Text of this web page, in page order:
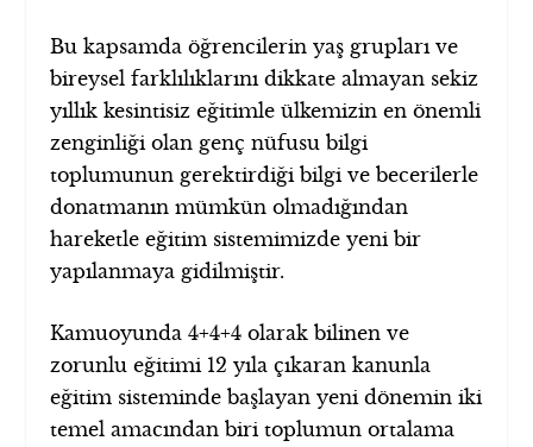
Bu kapsamda öğrencilerin yaş grupları ve
bireysel farklılıklarını dikkate almayan sekiz
yıllık kesintisiz eğitimle ülkemizin en önemli
zenginliği olan genç nüfusu bilgi
toplumunun gerektirdiği bilgi ve becerilerle
donatmanın mümkün olmadığından
hareketle eğitim sistemimizde yeni bir
yapılanmaya gidilmiştir.
Kamuoyunda 4+4+4 olarak bilinen ve
zorunlu eğitimi 12 yıla çıkaran kanunla
eğitim sisteminde başlayan yeni dönemin iki
temel amacından biri toplumun ortalama